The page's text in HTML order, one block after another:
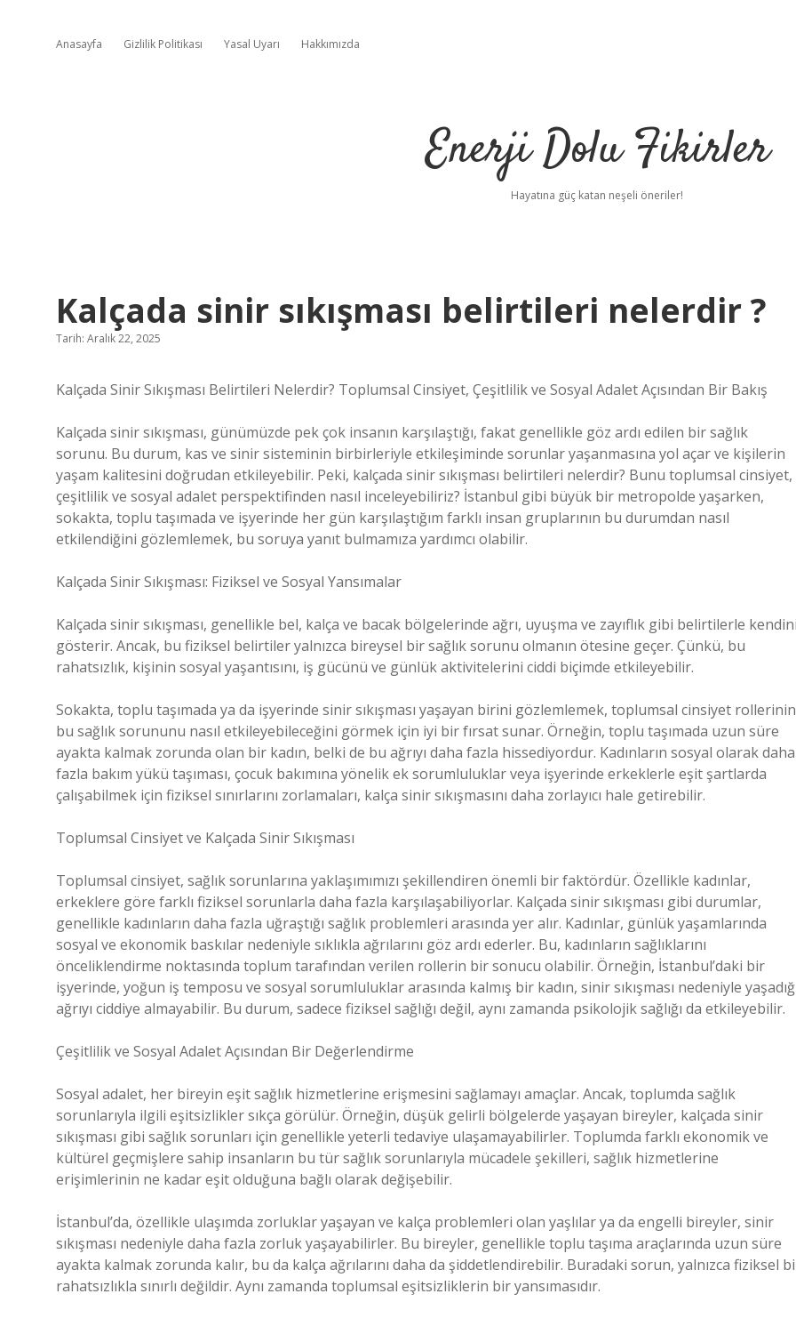
Anasayfa Gizlilik Politikası Yasal Uyarı Hakkımızda
Enerji Dolu Fikirler
Hayatına güç katan neşeli öneriler!
Kalçada sinir sıkışması belirtileri nelerdir ?
Tarih: Aralık 22, 2025
Kalçada Sinir Sıkışması Belirtileri Nelerdir? Toplumsal Cinsiyet, Çeşitlilik ve Sosyal Adalet Açısından Bir Bakış
Kalçada sinir sıkışması, günümüzde pek çok insanın karşılaştığı, fakat genellikle göz ardı edilen bir sağlık
sorunu. Bu durum, kas ve sinir sisteminin birbirleriyle etkileşiminde sorunlar yaşanmasına yol açar ve kişilerin
yaşam kalitesini doğrudan etkileyebilir. Peki, kalçada sinir sıkışması belirtileri nelerdir? Bunu toplumsal cinsiyet,
çeşitlilik ve sosyal adalet perspektifinden nasıl inceleyebiliriz? İstanbul gibi büyük bir metropolde yaşarken,
sokakta, toplu taşımada ve işyerinde her gün karşılaştığım farklı insan gruplarının bu durumdan nasıl
etkilendiğini gözlemlemek, bu soruya yanıt bulmamıza yardımcı olabilir.
Kalçada Sinir Sıkışması: Fiziksel ve Sosyal Yansımalar
Kalçada sinir sıkışması, genellikle bel, kalça ve bacak bölgelerinde ağrı, uyuşma ve zayıflık gibi belirtilerle kendini
gösterir. Ancak, bu fiziksel belirtiler yalnızca bireysel bir sağlık sorunu olmanın ötesine geçer. Çünkü, bu
rahatsızlık, kişinin sosyal yaşantısını, iş gücünü ve günlük aktivitelerini ciddi biçimde etkileyebilir.
Sokakta, toplu taşımada ya da işyerinde sinir sıkışması yaşayan birini gözlemlemek, toplumsal cinsiyet rollerinin
bu sağlık sorununu nasıl etkileyebileceğini görmek için iyi bir fırsat sunar. Örneğin, toplu taşımada uzun süre
ayakta kalmak zorunda olan bir kadın, belki de bu ağrıyı daha fazla hissediyordur. Kadınların sosyal olarak daha
fazla bakım yükü taşıması, çocuk bakımına yönelik ek sorumluluklar veya işyerinde erkeklerle eşit şartlarda
çalışabilmek için fiziksel sınırlarını zorlamaları, kalça sinir sıkışmasını daha zorlayıcı hale getirebilir.
Toplumsal Cinsiyet ve Kalçada Sinir Sıkışması
Toplumsal cinsiyet, sağlık sorunlarına yaklaşımımızı şekillendiren önemli bir faktördür. Özellikle kadınlar,
erkeklere göre farklı fiziksel sorunlarla daha fazla karşılaşabiliyorlar. Kalçada sinir sıkışması gibi durumlar,
genellikle kadınların daha fazla uğraştığı sağlık problemleri arasında yer alır. Kadınlar, günlük yaşamlarında
sosyal ve ekonomik baskılar nedeniyle sıklıkla ağrılarını göz ardı ederler. Bu, kadınların sağlıklarını
önceliklendirme noktasında toplum tarafından verilen rollerin bir sonucu olabilir. Örneğin, İstanbul’daki bir
işyerinde, yoğun iş temposu ve sosyal sorumluluklar arasında kalmış bir kadın, sinir sıkışması nedeniyle
ağrıyı ciddiye almayabilir. Bu durum, sadece fiziksel sağlığı değil, aynı zamanda psikolojik sağlığı da etkileyebilir.
Çeşitlilik ve Sosyal Adalet Açısından Bir Değerlendirme
Sosyal adalet, her bireyin eşit sağlık hizmetlerine erişmesini sağlamayı amaçlar. Ancak, toplumda sağlık
sorunlarıyla ilgili eşitsizlikler sıkça görülür. Örneğin, düşük gelirli bölgelerde yaşayan bireyler, kalçada sinir
sıkışması gibi sağlık sorunları için genellikle yeterli tedaviye ulaşamayabilirler. Toplumda farklı ekonomik ve
kültürel geçmişlere sahip insanların bu tür sağlık sorunlarıyla mücadele şekilleri, sağlık hizmetlerine
erişimlerinin ne kadar eşit olduğuna bağlı olarak değişebilir.
İstanbul’da, özellikle ulaşımda zorluklar yaşayan ve kalça problemleri olan yaşlılar ya da engelli bireyler, sinir
sıkışması nedeniyle daha fazla zorluk yaşayabilirler. Bu bireyler, genellikle toplu taşıma araçlarında uzun süre
ayakta kalmak zorunda kalır, bu da kalça ağrılarını daha da şiddetlendirebilir. Buradaki sorun, yalnızca fiziksel
rahatsızlıkla sınırlı değildir. Aynı zamanda toplumsal eşitsizliklerin bir yansımasıdır.